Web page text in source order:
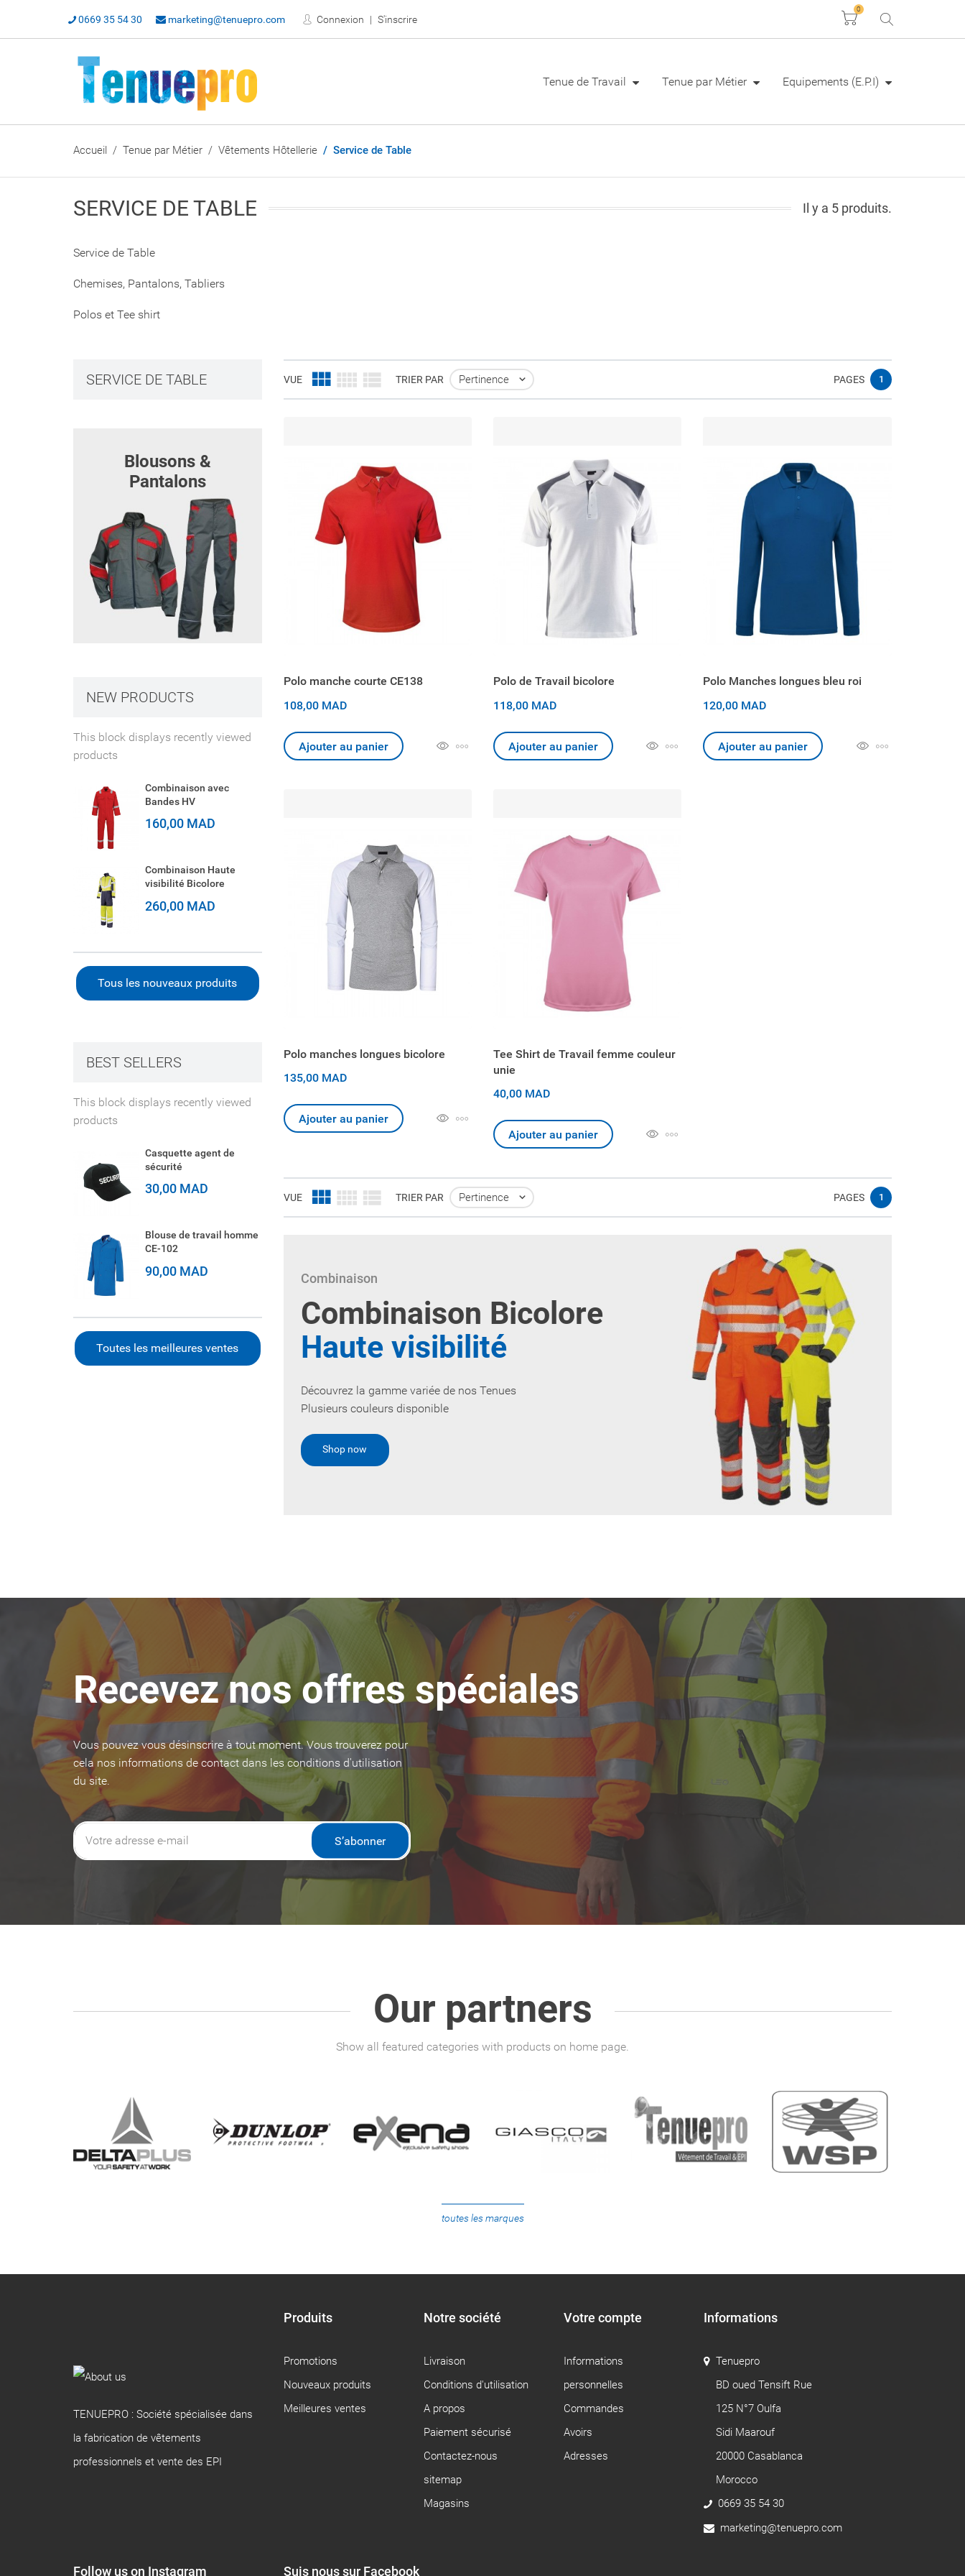
0669 35 54 30 marketing@tenuepro.com Connexion S'inscrire Panier
0
Tenue de Travail Tenue par Métier Equipements (E.P.I)
Accueil Tenue par Métier Vêtements Hôtellerie Service de Table
SERVICE DE TABLE Il y a 5 produits.
Service de Table
Chemises, Pantalons, Tabliers
Polos et Tee shirt
SERVICE DE TABLE
Blousons &
Pantalons
NEW PRODUCTS
This block displays recently viewed
products
Combinaison avec
Bandes HV
160,00 MAD
Combinaison Haute
visibilité Bicolore
260,00 MAD
Tous les nouveaux produits
BEST SELLERS
This block displays recently viewed
products
Casquette agent de
sécurité
30,00 MAD
Blouse de travail homme
CE-102
90,00 MAD
Toutes les meilleures ventes
VUE TRIER PAR Pertinence  PAGES 1
Polo manche courte CE138
108,00 MAD
Ajouter au panier
Polo de Travail bicolore
118,00 MAD
Ajouter au panier
Polo Manches longues bleu roi
120,00 MAD
Ajouter au panier
Polo manches longues bicolore
135,00 MAD
Ajouter au panier
Tee Shirt de Travail femme couleur
unie
40,00 MAD
Ajouter au panier
VUE TRIER PAR Pertinence  PAGES 1
Combinaison
Combinaison Bicolore
Haute visibilité
Découvrez la gamme variée de nos Tenues
Plusieurs couleurs disponible
Shop now
Recevez nos offres spéciales
Vous pouvez vous désinscrire à tout moment. Vous trouverez pour
cela nos informations de contact dans les conditions d'utilisation
du site.
S’abonner
Our partners
Show all featured categories with products on home page.
toutes les marques
TENUEPRO : Société spécialisée dans
la fabrication de vêtements
professionnels et vente des EPI
Produits
Promotions
Nouveaux produits
Meilleures ventes
Notre société
Livraison
Conditions d'utilisation
A propos
Paiement sécurisé
Contactez-nous
sitemap
Magasins
Votre compte
Informations
personnelles
Commandes
Avoirs
Adresses
Informations
Tenuepro
BD oued Tensift Rue
125 N°7 Oulfa
Sidi Maarouf
20000 Casablanca
Morocco
0669 35 54 30
marketing@tenuepro.com
Follow us on Instagram Suis nous sur Facebook